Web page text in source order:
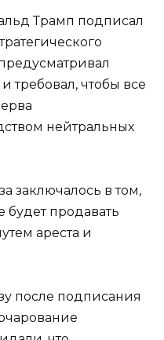
Трамп подписал
требовал, чтобы все
нейтральных
заключалось в том,
будет продавать
ареста и
после подписания